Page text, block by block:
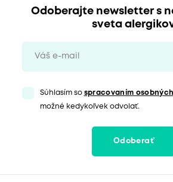
Odoberajte newsletter s
sveta
Súhlasím so spracovaním
možné kedykoľvek odvolať.
Odoberať